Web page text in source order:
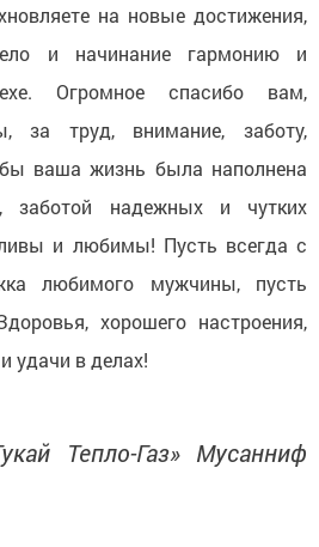
на новые достижения,
и начинание гармонию и
Огромное спасибо вам,
за труд, внимание, заботу,
ваша жизнь была наполнена
заботой надежных и чутких
и любимы! Пусть всегда с
любимого мужчины, пусть
хорошего настроения,
удачи в делах!
Тепло-Газ» Мусанниф